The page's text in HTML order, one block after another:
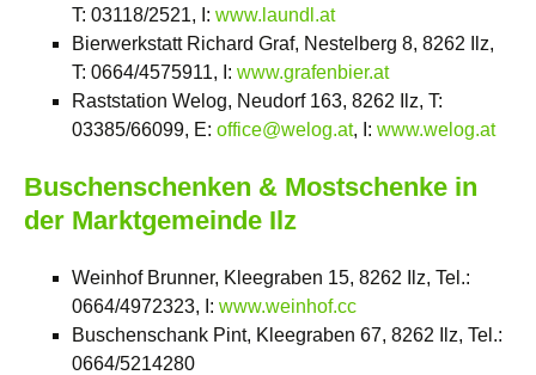
T: 03118/2521, I: www.laundl.at
Bierwerkstatt Richard Graf, Nestelberg 8, 8262 Ilz,
T: 0664/4575911, I: www.grafenbier.at
Raststation Welog, Neudorf 163, 8262 Ilz, T:
03385/66099, E: office@welog.at, I: www.welog.at
Buschenschenken & Mostschenke in
der Marktgemeinde Ilz
Weinhof Brunner, Kleegraben 15, 8262 Ilz, Tel.:
0664/4972323, I: www.weinhof.cc
Buschenschank Pint, Kleegraben 67, 8262 Ilz, Tel.:
0664/5214280